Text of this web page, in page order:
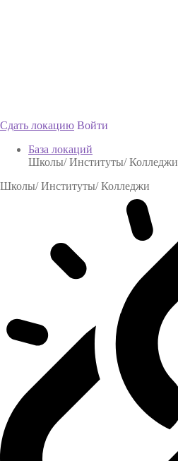
Сдать локацию Войти
База локаций
Школы/ Институты/ Колледжи
Школы/ Институты/ Колледжи